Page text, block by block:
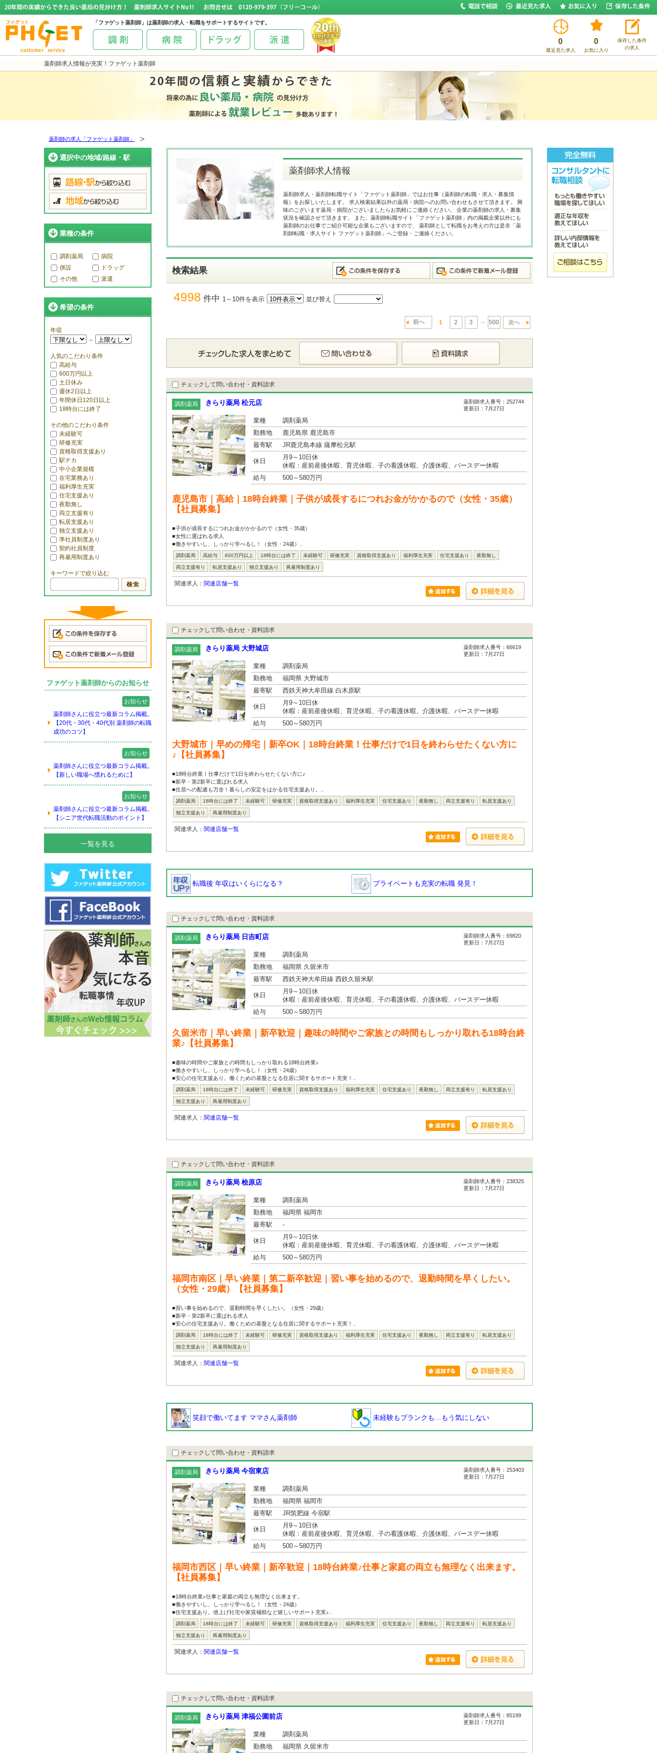
薬剤師求人情報が充実！ファゲット薬剤師
「ファゲット薬剤師」は薬剤師の求人・転職をサポートするサイトです。
0
最近見た求人
0
お気に入り
保存した条件
の求人
薬剤師の求人「ファゲット薬剤師」
選択中の地域/路線・駅
業種の条件
調剤薬局
病院
併設
ドラッグ
その他
派遣
希望の条件
年収
～
人気のこだわり条件
高給与
600万円以上
土日休み
週休2日以上
年間休日120日以上
18時台には終了
その他のこだわり条件
未経験可
研修充実
資格取得支援あり
駅チカ
中小企業規模
在宅業務あり
福利厚生充実
住宅支援あり
夜勤無し
両立支援有り
転居支援あり
独立支援あり
準社員制度あり
契約社員制度
再雇用制度あり
キーワードで絞り込む
ファゲット薬剤師からのお知らせ
お知らせ
薬剤師さんに役立つ最新コラム掲載。
【20代・30代・40代別 薬剤師の転職
成功のコツ】
お知らせ
薬剤師さんに役立つ最新コラム掲載。
【新しい職場へ慣れるために】
お知らせ
薬剤師さんに役立つ最新コラム掲載。
【シニア世代転職活動のポイント】
一覧を見る
薬剤師求人情報
薬剤師求人・薬剤師転職サイト「ファゲット薬剤師」ではお仕事（薬剤師の転職・求人・募集情
報）をお探しいたします。 求人検索結果以外の薬局・病院へのお問い合わせもさせて頂きます。 興
味のございます薬局・病院がございましたらお気軽にご連絡ください。 企業の薬剤師の求人・募集
状況を確認させて頂きます。 また、薬剤師転職サイト「ファゲット薬剤師」内の掲載企業以外にも
薬剤師のお仕事でご紹介可能な企業もございますので、 薬剤師として転職をお考えの方は是非「薬
剤師転職・求人サイト ファゲット薬剤師」へご登録・ご連絡ください。
検索結果
4998 件中 1～10件を表示 並び替え
前へ 1 2 3 ... 500 次へ
チェックして問い合わせ・資料請求
調剤薬局 きらり薬局 松元店
薬剤師求人番号：252744
更新日：7月27日
業種
調剤薬局
勤務地
鹿児島県 鹿児島市
最寄駅
JR鹿児島本線 薩摩松元駅
休日
月9～10日休
休暇：産前産後休暇、育児休暇、子の看護休暇、介護休暇、バースデー休暇
給与
500～580万円
鹿児島市｜高給｜18時台終業｜子供が成長するにつれお金がかかるので（女性・35歳）
【社員募集】
■子供が成長するにつれお金がかかるので（女性・35歳）
■女性に選ばれる求人
■働きやすいし、しっかり学べるし！（女性・24歳）..
調剤薬局 高給与 600万円以上 18時台には終了 未経験可 研修充実 資格取得支援あり 福利厚生充実 住宅支援あり 夜勤無し
両立支援有り 転居支援あり 独立支援あり 再雇用制度あり
関連求人： 関連店舗一覧
チェックして問い合わせ・資料請求
調剤薬局 きらり薬局 大野城店
薬剤師求人番号：66619
更新日：7月27日
業種
調剤薬局
勤務地
福岡県 大野城市
最寄駅
西鉄天神大牟田線 白木原駅
休日
月9～10日休
休暇：産前産後休暇、育児休暇、子の看護休暇、介護休暇、バースデー休暇
給与
500～580万円
大野城市｜早めの帰宅｜新卒OK｜18時台終業！仕事だけで1日を終わらせたくない方に
♪【社員募集】
■18時台終業！仕事だけで1日を終わらせたくない方に♪
■新卒・第2新卒に選ばれる求人
■住居への配慮も万全！暮らしの安定をはかる住宅支援あり。..
調剤薬局 18時台には終了 未経験可 研修充実 資格取得支援あり 福利厚生充実 住宅支援あり 夜勤無し 両立支援有り 転居支援あり
独立支援あり 再雇用制度あり
関連求人： 関連店舗一覧
転職後 年収はいくらになる？ プライベートも充実の転職 発見！
チェックして問い合わせ・資料請求
調剤薬局 きらり薬局 日吉町店
薬剤師求人番号：69820
更新日：7月27日
業種
調剤薬局
勤務地
福岡県 久留米市
最寄駅
西鉄天神大牟田線 西鉄久留米駅
休日
月9～10日休
休暇：産前産後休暇、育児休暇、子の看護休暇、介護休暇、バースデー休暇
給与
500～580万円
久留米市｜早い終業｜新卒歓迎｜趣味の時間やご家族との時間もしっかり取れる18時台終
業♪【社員募集】
■趣味の時間やご家族との時間もしっかり取れる18時台終業♪
■働きやすいし、しっかり学べるし！（女性・24歳）
■安心の住宅支援あり。働くための基盤となる住居に関するサポート充実！..
調剤薬局 18時台には終了 未経験可 研修充実 資格取得支援あり 福利厚生充実 住宅支援あり 夜勤無し 両立支援有り 転居支援あり
独立支援あり 再雇用制度あり
関連求人： 関連店舗一覧
チェックして問い合わせ・資料請求
調剤薬局 きらり薬局 桧原店
薬剤師求人番号：238325
更新日：7月27日
業種
調剤薬局
勤務地
福岡県 福岡市
最寄駅
-
休日
月9～10日休
休暇：産前産後休暇、育児休暇、子の看護休暇、介護休暇、バースデー休暇
給与
500～580万円
福岡市南区｜早い終業｜第二新卒歓迎｜習い事を始めるので、退勤時間を早くしたい。
（女性・29歳）【社員募集】
■習い事を始めるので、退勤時間を早くしたい。（女性・29歳）
■新卒・第2新卒に選ばれる求人
■安心の住宅支援あり。働くための基盤となる住居に関するサポート充実！..
調剤薬局 18時台には終了 未経験可 研修充実 資格取得支援あり 福利厚生充実 住宅支援あり 夜勤無し 両立支援有り 転居支援あり
独立支援あり 再雇用制度あり
関連求人： 関連店舗一覧
笑顔で働いてます ママさん薬剤師 未経験もブランクも…もう気にしない
チェックして問い合わせ・資料請求
調剤薬局 きらり薬局 今宿東店
薬剤師求人番号：253403
更新日：7月27日
業種
調剤薬局
勤務地
福岡県 福岡市
最寄駅
JR筑肥線 今宿駅
休日
月9～10日休
休暇：産前産後休暇、育児休暇、子の看護休暇、介護休暇、バースデー休暇
給与
500～580万円
福岡市西区｜早い終業｜新卒歓迎｜18時台終業♪仕事と家庭の両立も無理なく出来ます。
【社員募集】
■18時台終業♪仕事と家庭の両立も無理なく出来ます。
■働きやすいし、しっかり学べるし！（女性・24歳）
■住宅支援あり。借上げ社宅や家賃補助など嬉しいサポート充実♪..
調剤薬局 18時台には終了 未経験可 研修充実 資格取得支援あり 福利厚生充実 住宅支援あり 夜勤無し 両立支援有り 転居支援あり
独立支援あり 再雇用制度あり
関連求人： 関連店舗一覧
チェックして問い合わせ・資料請求
調剤薬局 きらり薬局 津福公園前店
薬剤師求人番号：85199
更新日：7月27日
業種
調剤薬局
勤務地
福岡県 久留米市